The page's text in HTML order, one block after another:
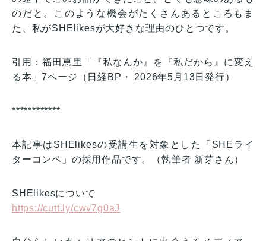
のだと。このような機会がたくさんあるところもま
た、私がSHElikesが大好きな理由のひとつです。
引用：福田恵里「『私なんか』を『私だから』に変え
る本」7ページ（日経BP・ 2026年5月13日発行）
************
本記事はSHElikesの受講生を対象とした「SHEライ
ターコンペ」の採用作品です。（執筆者 新芽さん）
SHElikesについて
https://cutt.ly/cwv7g0aJ